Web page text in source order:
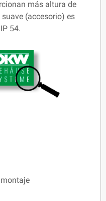
más altura de
(accesorio) es
54.